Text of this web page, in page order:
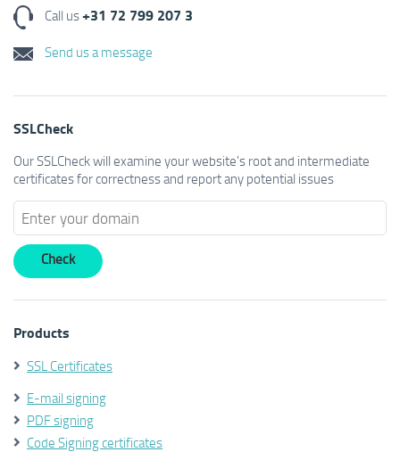
Call us+31 72 799 207 3
Send us a message
SSLCheck
Our SSLCheck will examine your website's root and intermediate
certificates for correctness and report any potential issues
Products
SSL Certificates
E-mail signing
PDF signing
Code Signing certificates